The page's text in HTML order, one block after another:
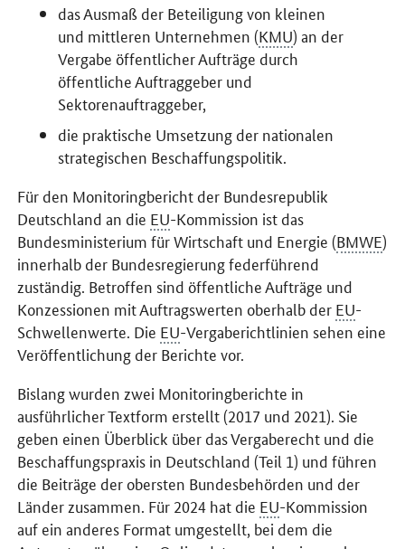
das Ausmaß der Beteiligung von kleinen
und mittleren Unternehmen (KMU) an der
Vergabe öffentlicher Aufträge durch
öffentliche Auftraggeber und
Sektorenauftraggeber,
die praktische Umsetzung der nationalen
strategischen Beschaffungspolitik.
Für den Monitoringbericht der Bundesrepublik
Deutschland an die EU-Kommission ist das
Bundesministerium für Wirtschaft und Energie (BMWE)
innerhalb der Bundesregierung federführend
zuständig. Betroffen sind öffentliche Aufträge und
Konzessionen mit Auftragswerten oberhalb der EU-
Schwellenwerte. Die EU-Vergaberichtlinien sehen eine
Veröffentlichung der Berichte vor.
Bislang wurden zwei Monitoringberichte in
ausführlicher Textform erstellt (2017 und 2021). Sie
geben einen Überblick über das Vergaberecht und die
Beschaffungspraxis in Deutschland (Teil 1) und führen
die Beiträge der obersten Bundesbehörden und der
Länder zusammen. Für 2024 hat die EU-Kommission
auf ein anderes Format umgestellt, bei dem die